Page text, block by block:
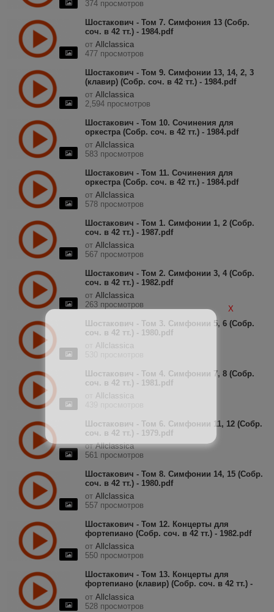
374 просмотров
Шостакович - Том 7. Симфония 13 (Собр.
соч. в 42 тт.) - 1984.pdf
от Allclassica
477 просмотров
Шостакович - Том 9. Симфонии 13, 14, 2, 3
(клавир) (Собр. соч. в 42 тт.) - 1984.pdf
от Allclassica
2,594 просмотров
Шостакович - Том 10. Сочинения для
оркестра (Собр. соч. в 42 тт.) - 1984.pdf
от Allclassica
583 просмотров
Шостакович - Том 11. Сочинения для
оркестра (Собр. соч. в 42 тт.) - 1984.pdf
от Allclassica
578 просмотров
Шостакович - Том 1. Симфонии 1, 2 (Собр.
соч. в 42 тт.) - 1987.pdf
от Allclassica
567 просмотров
Шостакович - Том 2. Симфонии 3, 4 (Собр.
соч. в 42 тт.) - 1982.pdf
от Allclassica
263 просмотров
Шостакович - Том 3. Симфонии 5, 6 (Собр.
соч. в 42 тт.) - 1980.pdf
Allclassica
Шостакович - Том 4. Симфонии 7, 8 (Собр.
соч. в 42 тт.) - 1981.pdf
Allclassica
Шостакович - Том 6. Симфонии 11, 12 (Собр.
соч. в 42 тт.) - 1979.pdf
отAllclassica
561 просмотров
Шостакович - Том 8. Симфонии 14, 15 (Собр.
соч. в 42 тт.) - 1980.pdf
от Allclassica
557 просмотров
Шостакович - Том 12. Концерты для
фортепиано (Собр. соч. в 42 тт.) - 1982.pdf
от Allclassica
550 просмотров
Шостакович - Том 13. Концерты для
фортепиано (клавир) (Собр. соч. в 42 тт.) -
1983.pdf
от Allclassica
528 просмотров
X